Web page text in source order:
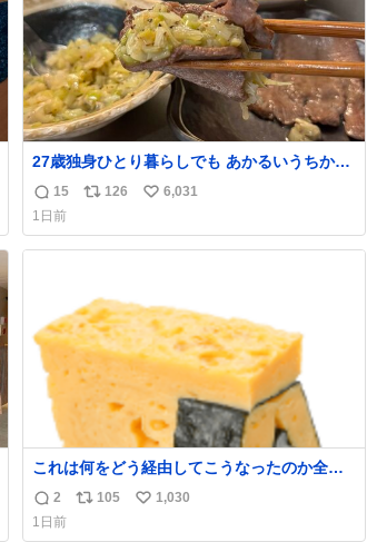
27歳独身ひとり暮らしでも あかるいうちから
呑みながらキッチンでひとり焼肉できてしあ
わせだもん՞ o̴̶̷̥ ̫ o̴̶̷̥ ՞
返
信
数
15
リ
ス
数
126
い
ね
6,031
1日前
これは何をどう経由してこうなったのか全く
わからない構造のすしざんまいの玉子
返
信
2
リ
105
い
1,030
1日前